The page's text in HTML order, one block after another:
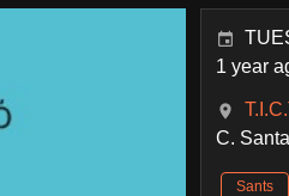
1 year
C.
Sants